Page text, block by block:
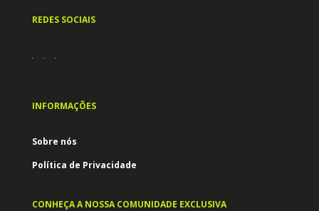
REDES SOCIAIS
INFORMAÇÕES
Sobre nós
Política de Privacidade
CONHEÇA A NOSSA COMUNIDADE EXCLUSIVA